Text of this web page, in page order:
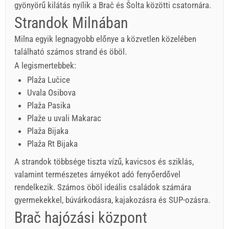
gyönyörű kilátás nyílik a Brač és Šolta közötti csatornára.
Strandok Milnában
Milna egyik legnagyobb előnye a közvetlen közelében
található számos strand és öböl.
A legismertebbek:
Plaža Lučice
Uvala Osibova
Plaža Pasika
Plaže u uvali Makarac
Plaža Bijaka
Plaža Rt Bijaka
A strandok többsége tiszta vízű, kavicsos és sziklás,
valamint természetes árnyékot adó fenyőerdővel
rendelkezik. Számos öböl ideális családok számára
gyermekekkel, búvárkodásra, kajakozásra és SUP-ozásra.
Brač hajózási központ